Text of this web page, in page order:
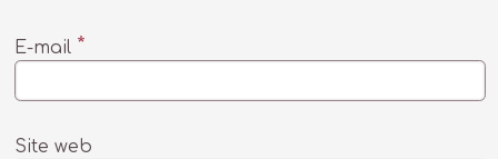
E-mail *
Site web